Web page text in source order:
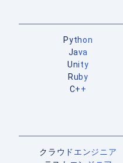
Python
Java
Unity
Ruby
C++
クラウドエンジニア